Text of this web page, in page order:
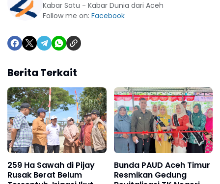
Kabar Satu - Kabar Dunia dari Aceh
Follow me on: Facebook
Berita Terkait
259 Ha Sawah di Pijay
Rusak Berat Belum
Bunda PAUD Aceh Timur
Resmikan Gedung